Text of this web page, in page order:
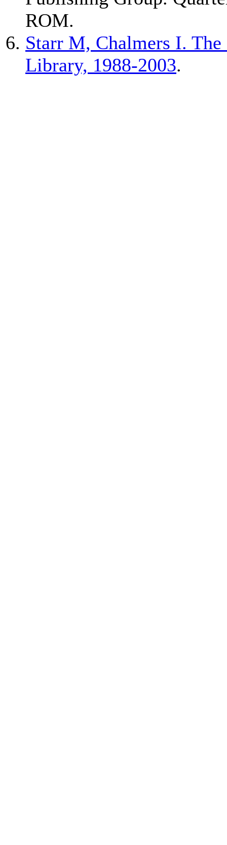
ROM.
Starr M, Chalmers I.
Library, 1988-2003.